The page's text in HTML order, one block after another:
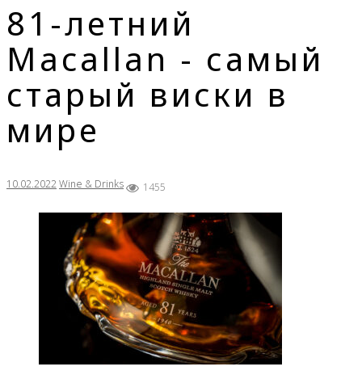
81-летний
Macallan - самый
старый виски в
мире
10.02.2022Wine & Drinks 1455